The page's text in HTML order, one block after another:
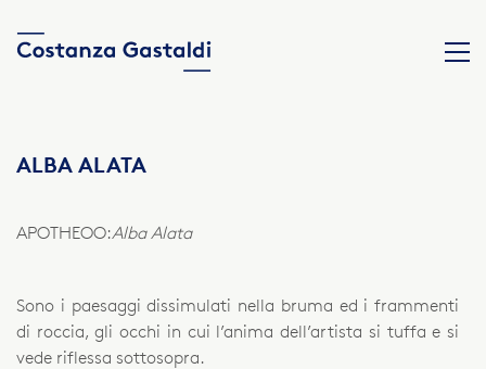
ALBA ALATA
APOTHEOO:Alba Alata
Sono i paesaggi dissimulati nella bruma ed i frammenti
di roccia, gli occhi in cui l’anima dell’artista si tuffa e si
vede riflessa sottosopra.